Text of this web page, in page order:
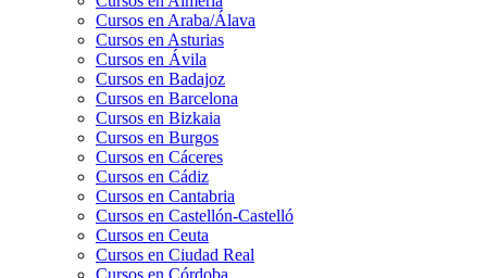
Cursos en Araba/Álava
Cursos en Asturias
Cursos en Ávila
Cursos en Badajoz
Cursos en Barcelona
Cursos en Bizkaia
Cursos en Burgos
Cursos en Cáceres
Cursos en Cádiz
Cursos en Cantabria
Cursos en Castellón-Castelló
Cursos en Ceuta
Cursos en Ciudad Real
Cursos en Córdoba